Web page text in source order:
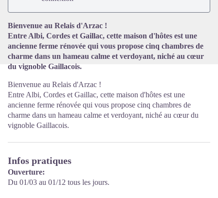
Bienvenue au Relais d'Arzac !
Entre Albi, Cordes et Gaillac, cette maison d'hôtes est une
ancienne ferme rénovée qui vous propose cinq chambres de
charme dans un hameau calme et verdoyant, niché au cœur
du vignoble Gaillacois.
Bienvenue au Relais d'Arzac !
Entre Albi, Cordes et Gaillac, cette maison d'hôtes est une
ancienne ferme rénovée qui vous propose cinq chambres de
charme dans un hameau calme et verdoyant, niché au cœur du
vignoble Gaillacois.
Infos pratiques
Ouverture:
Du 01/03 au 01/12 tous les jours.